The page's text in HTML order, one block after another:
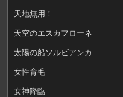
天地無用！
天空のエスカフローネ
太陽の船ソルビアンカ
女性育毛
女神降臨